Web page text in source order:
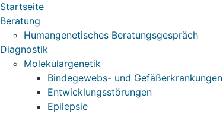
Startseite
Beratung
Humangenetisches Beratungsgespräch
Diagnostik
Molekulargenetik
Bindegewebs- und Gefäßerkrankungen
Entwicklungsstörungen
Epilepsie